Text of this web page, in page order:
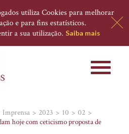
utiliza Cookies para melhorar
e para fins estatísticos.
a sua utilização. Saiba mais
Toggle
Imprensa 2023 10
02
hoje com ceticismo proposta de